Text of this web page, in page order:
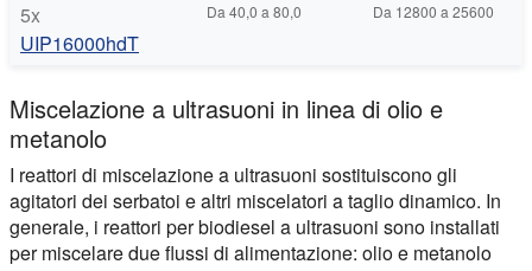
5x
UIP16000hdT
Da 40,0 a 80,0 Da 12800 a 25600
Miscelazione a ultrasuoni in linea di olio e
metanolo
I reattori di miscelazione a ultrasuoni sostituiscono gli
agitatori dei serbatoi e altri miscelatori a taglio dinamico. In
generale, i reattori per biodiesel a ultrasuoni sono installati
per miscelare due flussi di alimentazione: olio e metanolo